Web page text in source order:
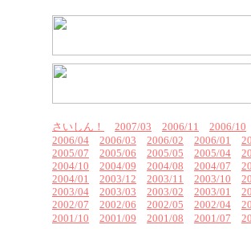
さいしん！ 2007/03 2006/11 2006/10
2006/04
2006/03 2006/02 2006/01
2005/07
2005/06 2005/05 2005/04
2004/10
2004/09 2004/08 2004/07
2004/01
2003/12 2003/11 2003/10
2003/04
2003/03 2003/02 2003/01
2002/07
2002/06 2002/05 2002/04
2001/10
2001/09 2001/08 2001/07